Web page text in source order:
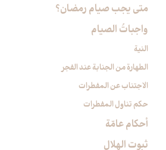
متى يجب صيام رمضان؟
واجباتُ الصيام‏
النية
الطهارة من الجنابة عند الفجر
الاجتناب عن المفطرات
حكم تناول المفطرات
أحكام عامّة
ثبوت الهِلال‏